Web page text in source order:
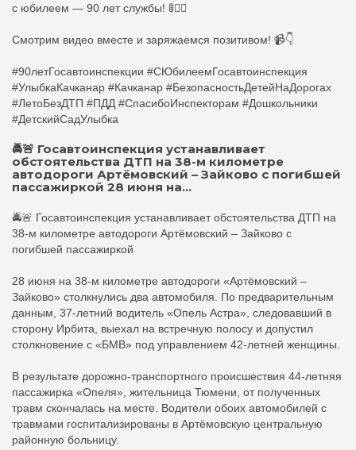
с юбилеем — 90 лет службы! 🚦👮‍♂️
Смотрим видео вместе и заряжаемся позитивом! 📹👇
#90летГосавтоинспекции #СЮбилеемГосавтоинспекция
#УлыбкаКачканар #Качканар #БезопасностьДетейНаДорогах
#ЛетоБезДТП #ПДД #СпасибоИнспекторам #Дошкольники
#ДетскийСадУлыбка
🚔🚨 Госавтоинспекция устанавливает
обстоятельства ДТП на 38-м километре
автодороги Артёмовский – Зайково с погибшей
пассажиркой 28 июня на...
🚔🚨 Госавтоинспекция устанавливает обстоятельства ДТП на
38-м километре автодороги Артёмовский – Зайково с
погибшей пассажиркой
28 июня на 38-м километре автодороги «Артёмовский –
Зайково» столкнулись два автомобиля. По предварительным
данным, 37-летний водитель «Опель Астра», следовавший в
сторону Ирбита, выехал на встречную полосу и допустил
столкновение с «БМВ» под управлением 42-летней женщины.
В результате дорожно-транспортного происшествия 44-летняя
пассажирка «Опеля», жительница Тюмени, от полученных
травм скончалась на месте. Водители обоих автомобилей с
травмами госпитализированы в Артёмовскую центральную
районную больницу.